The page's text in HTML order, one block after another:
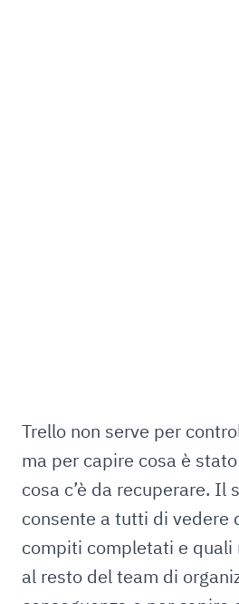
Trello non serve per
ma per capire cosa è
cosa c’è da recuperare. Il
consente a tutti di vedere
compiti completati e quali
al resto del team di